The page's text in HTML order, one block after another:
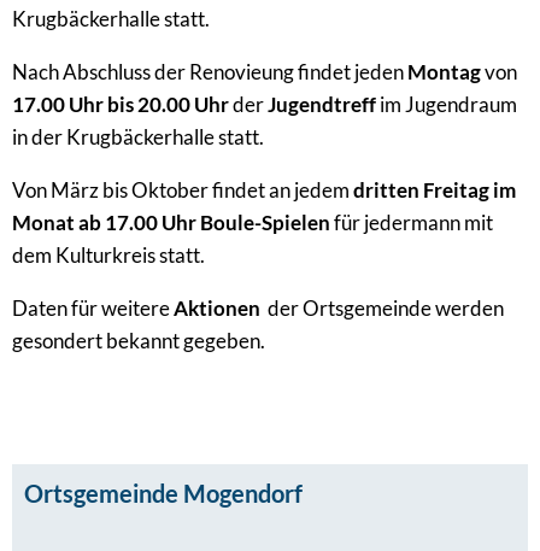
Krugbäckerhalle statt.
Nach Abschluss der Renovieung findet jedenMontagvon
17.00 Uhr bis 20.00 UhrderJugendtreffim Jugendraum
in der Krugbäckerhalle statt.
Von März bis Oktober findet an jedemdritten Freitag im
Monat ab 17.00 UhrBoule-Spielenfür jedermann mit
dem Kulturkreis statt.
Daten für weitereAktionen der Ortsgemeinde werden
gesondert bekannt gegeben.
Ortsgemeinde Mogendorf